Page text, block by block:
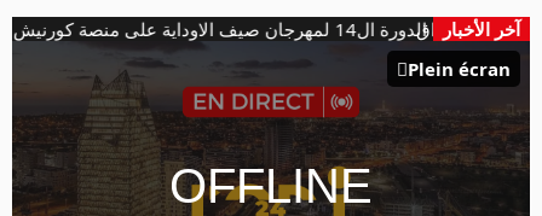
آخر الأخبار
هؤلاء يفتتحون الدورة ال14 لمهرجان صيف الاوداية على منصة كورنيش ابو رقراق
Plein écran